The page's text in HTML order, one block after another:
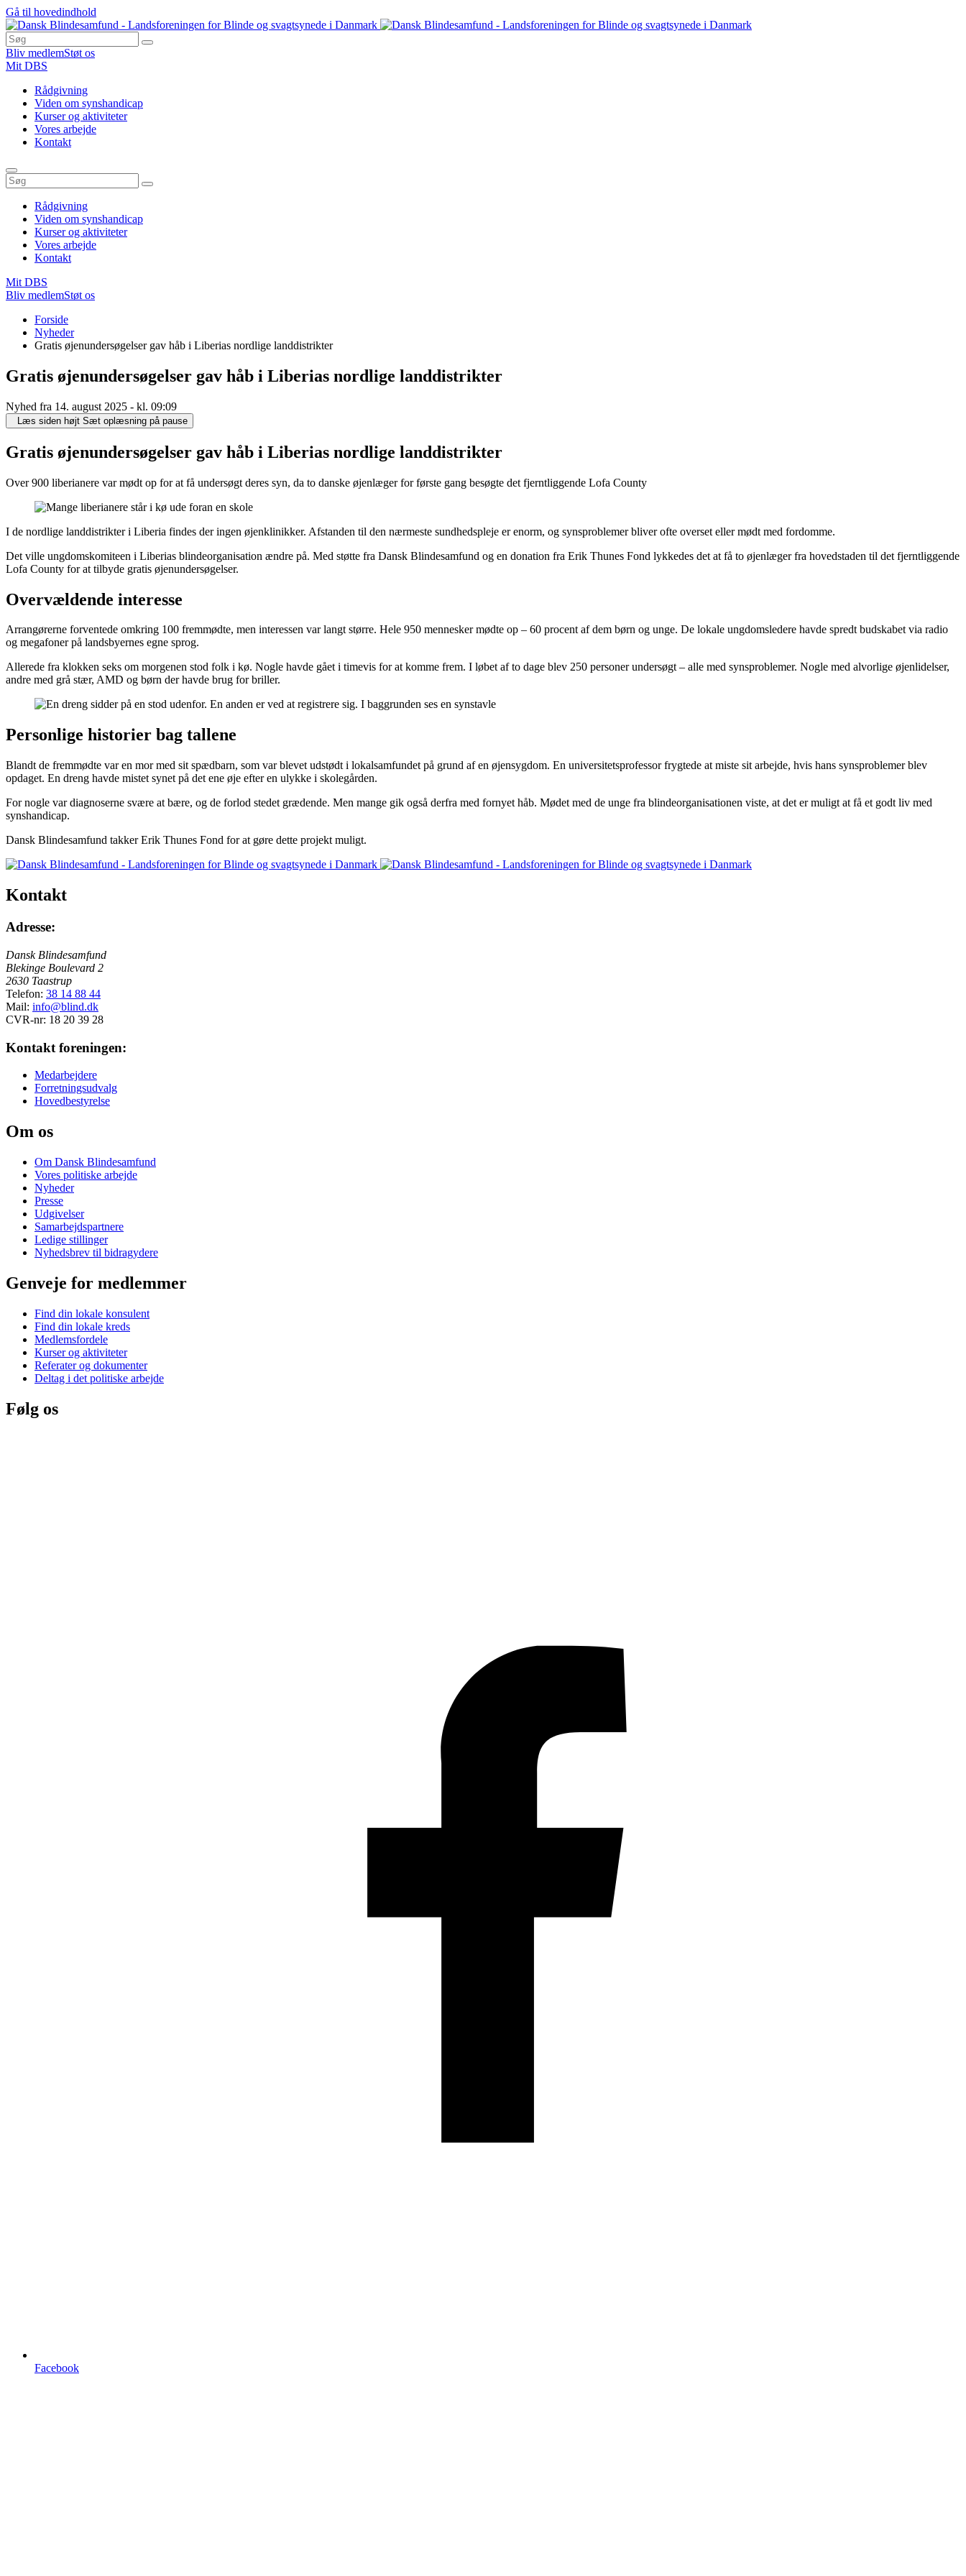
Gå til hovedindhold
Bliv medlemStøt os
Mit DBS
Rådgivning
Viden om synshandicap
Kurser og aktiviteter
Vores arbejde
Kontakt
Rådgivning
Viden om synshandicap
Kurser og aktiviteter
Vores arbejde
Kontakt
Mit DBS
Bliv medlemStøt os
Forside
Nyheder
Gratis øjenundersøgelser gav håb i Liberias nordlige landdistrikter
Gratis øjenundersøgelser gav håb i Liberias nordlige landdistrikter
Nyhed fra 14. august 2025 - kl. 09:09
Læs siden højt Sæt oplæsning på pause
Gratis øjenundersøgelser gav håb i Liberias nordlige landdistrikter
Over 900 liberianere var mødt op for at få undersøgt deres syn, da to danske øjenlæger for første gang besøgte det fjerntliggende Lofa County
I de nordlige landdistrikter i Liberia findes der ingen øjenklinikker. Afstanden til den nærmeste sundhedspleje er enorm, og synsproblemer bliver ofte overset eller mødt med fordomme.
Det ville ungdomskomiteen i Liberias blindeorganisation ændre på. Med støtte fra Dansk Blindesamfund og en donation fra Erik Thunes Fond lykkedes det at få to øjenlæger fra hovedstaden til det fjerntliggende
Lofa County for at tilbyde gratis øjenundersøgelser.
Overvældende interesse
Arrangørerne forventede omkring 100 fremmødte, men interessen var langt større. Hele 950 mennesker mødte op – 60 procent af dem børn og unge. De lokale ungdomsledere havde spredt budskabet via radio
og megafoner på landsbyernes egne sprog.
Allerede fra klokken seks om morgenen stod folk i kø. Nogle havde gået i timevis for at komme frem. I løbet af to dage blev 250 personer undersøgt – alle med synsproblemer. Nogle med alvorlige øjenlidelser,
andre med grå stær, AMD og børn der havde brug for briller.
Personlige historier bag tallene
Blandt de fremmødte var en mor med sit spædbarn, som var blevet udstødt i lokalsamfundet på grund af en øjensygdom. En universitetsprofessor frygtede at miste sit arbejde, hvis hans synsproblemer blev
opdaget. En dreng havde mistet synet på det ene øje efter en ulykke i skolegården.
For nogle var diagnoserne svære at bære, og de forlod stedet grædende. Men mange gik også derfra med fornyet håb. Mødet med de unge fra blindeorganisationen viste, at det er muligt at få et godt liv med
synshandicap.
Dansk Blindesamfund takker Erik Thunes Fond for at gøre dette projekt muligt.
Kontakt
Adresse:
Dansk Blindesamfund
Blekinge Boulevard 2
2630 Taastrup
Telefon: 38 14 88 44
Mail: info@blind.dk
CVR-nr: 18 20 39 28
Kontakt foreningen:
Medarbejdere
Forretningsudvalg
Hovedbestyrelse
Om os
Om Dansk Blindesamfund
Vores politiske arbejde
Nyheder
Presse
Udgivelser
Samarbejdspartnere
Ledige stillinger
Nyhedsbrev til bidragydere
Genveje for medlemmer
Find din lokale konsulent
Find din lokale kreds
Medlemsfordele
Kurser og aktiviteter
Referater og dokumenter
Deltag i det politiske arbejde
Følg os
Facebook